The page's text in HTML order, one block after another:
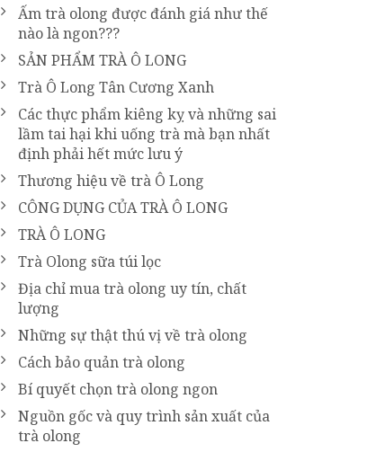
Ấm trà olong được đánh giá như thế
nào là ngon???
SẢN PHẨM TRÀ Ô LONG
Trà Ô Long Tân Cương Xanh
Các thực phẩm kiêng kỵ và những sai
lầm tai hại khi uống trà mà bạn nhất
định phải hết mức lưu ý
Thương hiệu về trà Ô Long
CÔNG DỤNG CỦA TRÀ Ô LONG
TRÀ Ô LONG
Trà Olong sữa túi lọc
Địa chỉ mua trà olong uy tín, chất
lượng
Những sự thật thú vị về trà olong
Cách bảo quản trà olong
Bí quyết chọn trà olong ngon
Nguồn gốc và quy trình sản xuất của
trà olong